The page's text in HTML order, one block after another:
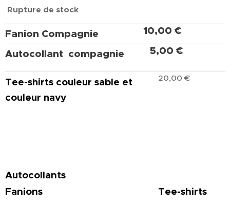
Rupture de stock
Fanion Compagnie
10,00 €
Autocollant compagnie
5,00 €
Tee-shirts couleur sable et
couleur navy
20,00 €
Autocollants
Fanions Tee-shirts